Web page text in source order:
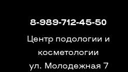
8-989-712-45-50
Центр подологии и
косметологии
ул. Молодежная 7